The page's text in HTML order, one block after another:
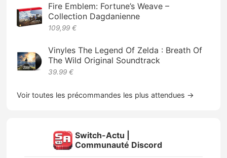
Fire Emblem: Fortune’s Weave –
Collection Dagdanienne
109,99 €
Vinyles The Legend Of Zelda : Breath Of
The Wild Original Soundtrack
39.99 €
Voir toutes les précommandes les plus attendues →
Switch-Actu |
Communauté Discord